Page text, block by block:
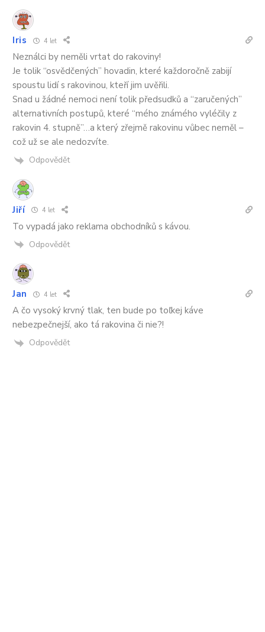
Iris 4 let
Neználci by neměli vrtat do rakoviny!
Je tolik “osvědčených” hovadin, které každoročně zabijí
spoustu lidí s rakovinou, kteří jim uvěřili.
Snad u žádné nemoci není tolik předsudků a “zaručených”
alternativních postupů, které “mého známého vyléčily z
rakovin 4. stupně”…a který zřejmě rakovinu vůbec neměl –
což už se ale nedozvíte.
Odpovědět
Jiří 4 let
To vypadá jako reklama obchodníků s kávou.
Odpovědět
Jan 4 let
A čo vysoký krvný tlak, ten bude po toľkej káve
nebezpečnejší, ako tá rakovina či nie?!
Odpovědět